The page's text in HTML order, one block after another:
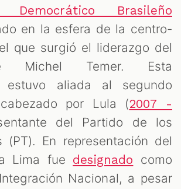
Democrático Brasileño
en la esfera de la centro-
que surgió el liderazgo del
Michel Temer. Esta
estuvo aliada al segundo
por Lula (2007 -
del Partido de los
(PT). En representación del
Lima fue designado como
Nacional, a pesar